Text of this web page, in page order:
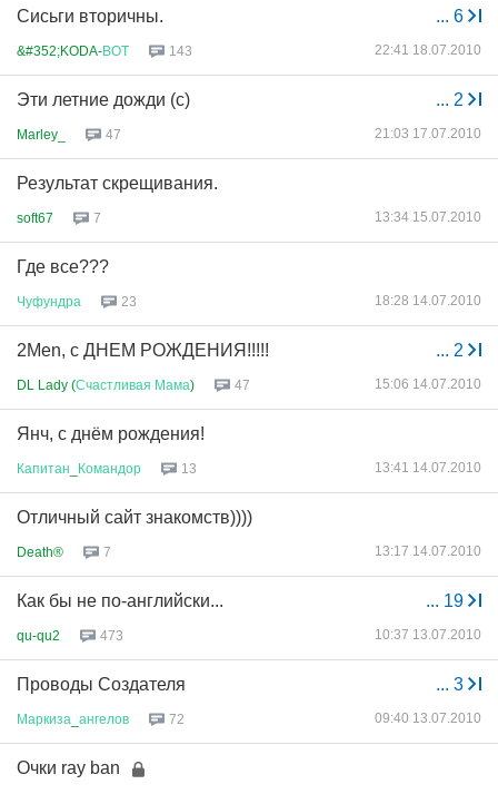
... 6
Сисьги вторичны.
&#352;KODA-ВОТ 143 22:41 18.07.2010
... 2
Эти летние дожди (с)
Marley_ 47 21:03 17.07.2010
Результат скрещивания.
soft67 7 13:34 15.07.2010
Где все???
Чуфундра 23 18:28 14.07.2010
... 2
2Men, с ДНЕМ РОЖДЕНИЯ!!!!!
DL Lady (Счастливая Мама) 47 15:06 14.07.2010
Янч, с днём рождения!
Капитан Командор 13 13:41 14.07.2010
Отличный сайт знакомств))))
Death® 7 13:17 14.07.2010
... 19
Как бы не по-английски...
qu-qu2 473 10:37 13.07.2010
... 3
Проводы Создателя
Маркиза ангелов 72 09:40 13.07.2010
Очки ray ban